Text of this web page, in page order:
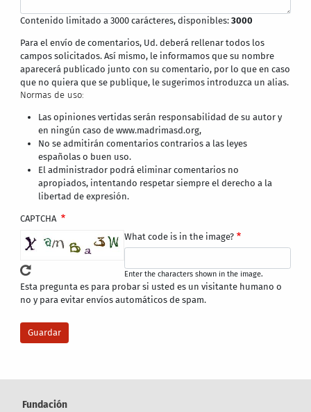
Contenido limitado a 3000 carácteres, disponibles:3000
Para el envío de comentarios, Ud. deberá rellenar todos los
campos solicitados. Así mismo, le informamos que su nombre
aparecerá publicado junto con su comentario, por lo que en caso
que no quiera que se publique, le sugerimos introduzca un alias.
Normas de uso:
Las opiniones vertidas serán responsabilidad de su autor y
en ningún caso de www.madrimasd.org,
No se admitirán comentarios contrarios a las leyes
españolas o buen uso.
El administrador podrá eliminar comentarios no
apropiados, intentando respetar siempre el derecho a la
libertad de expresión.
CAPTCHA
What code is in the image?
Enter the characters shown in the image.
Esta pregunta es para probar si usted es un visitante humano o
no y para evitar envíos automáticos de spam.
Fundación